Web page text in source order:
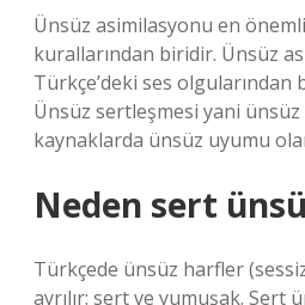
Ünsüz asimilasyonu en
kurallarından biridir. Ünsüz
Türkçe’deki ses olgularından
Ünsüz sertleşmesi yani
kaynaklarda ünsüz uyumu
Neden sert
Türkçede ünsüz harfler
ayrılır: sert ve yumuşak. Sert